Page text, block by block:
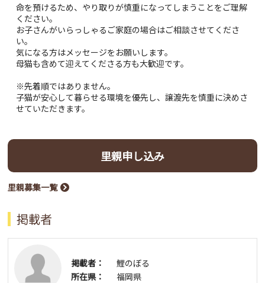
命を預けるため、やり取りが慎重になってしまうことをご理解
ください。
お子さんがいらっしゃるご家庭の場合はご相談させてくださ
い。
気になる方はメッセージをお願いします。
母猫も含めて迎えてくださる方も大歓迎です。
※先着順ではありません。
子猫が安心して暮らせる環境を優先し、譲渡先を慎重に決めさ
せていただきます。
里親申し込み
里親募集一覧
掲載者
掲載者：
鯉のぼる
所在県：
福岡県